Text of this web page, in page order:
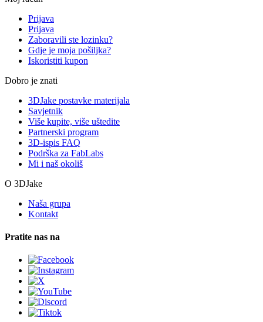
Prijava
Prijava
Zaboravili ste lozinku?
Gdje je moja pošiljka?
Iskoristiti kupon
Dobro je znati
3DJake postavke materijala
Savjetnik
Više kupite, više uštedite
Partnerski program
3D-ispis FAQ
Podrška za FabLabs
Mi i naš okoliš
O 3DJake
Naša grupa
Kontakt
Pratite nas na